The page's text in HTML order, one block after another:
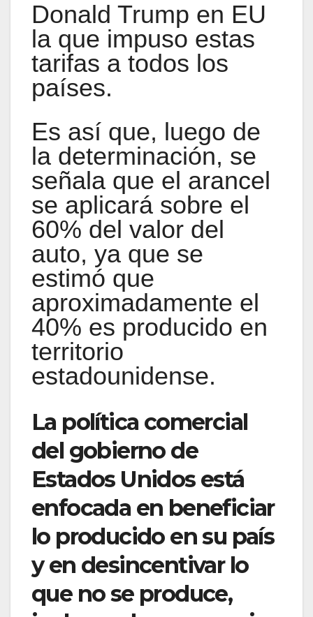
Donald Trump en EU
la que impuso estas
tarifas a todos los
países.
Es así que, luego de
la determinación, se
señala que el arancel
se aplicará sobre el
60% del valor del
auto, ya que se
estimó que
aproximadamente el
40% es producido en
territorio
estadounidense.
La política comercial
del gobierno de
Estados Unidos está
enfocada en beneficiar
lo producido en su país
y en desincentivar lo
que no se produce,